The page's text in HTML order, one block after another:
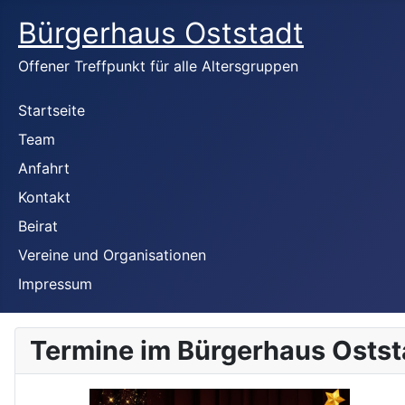
Bürgerhaus Oststadt
Offener Treffpunkt für alle Altersgruppen
Startseite
Team
Anfahrt
Kontakt
Beirat
Vereine und Organisationen
Impressum
Termine im Bürgerhaus